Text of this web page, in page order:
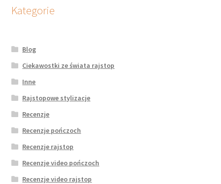
Kategorie
Blog
Ciekawostki ze świata rajstop
Inne
Rajstopowe stylizacje
Recenzje
Recenzje pończoch
Recenzje rajstop
Recenzje video pończoch
Recenzje video rajstop